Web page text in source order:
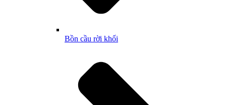
Bồn cầu rời khối